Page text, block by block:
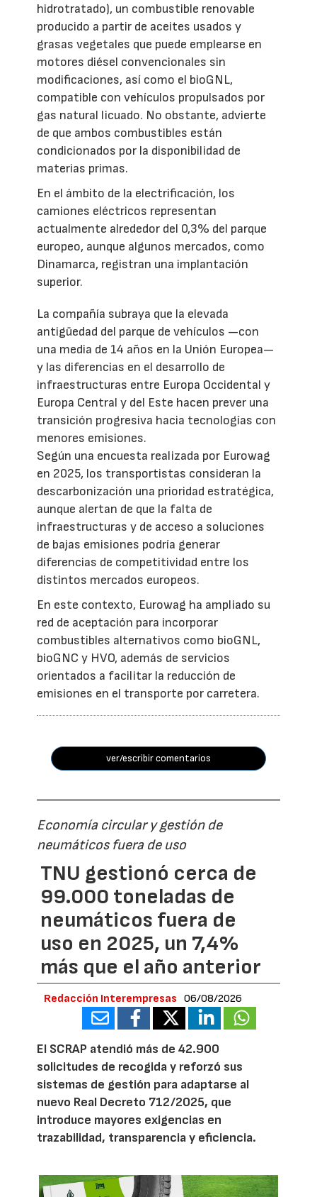
hidrotratado), un combustible renovable
producido a partir de aceites usados y
grasas vegetales que puede emplearse en
motores diésel convencionales sin
modificaciones, así como el bioGNL,
compatible con vehículos propulsados por
gas natural licuado. No obstante, advierte
de que ambos combustibles están
condicionados por la disponibilidad de
materias primas.
En el ámbito de la electrificación, los
camiones eléctricos representan
actualmente alrededor del 0,3% del parque
europeo, aunque algunos mercados, como
Dinamarca, registran una implantación
superior.
La compañía subraya que la elevada
antigüedad del parque de vehículos —con
una media de 14 años en la Unión Europea—
y las diferencias en el desarrollo de
infraestructuras entre Europa Occidental y
Europa Central y del Este hacen prever una
transición progresiva hacia tecnologías con
menores emisiones.
Según una encuesta realizada por Eurowag
en 2025, los transportistas consideran la
descarbonización una prioridad estratégica,
aunque alertan de que la falta de
infraestructuras y de acceso a soluciones
de bajas emisiones podría generar
diferencias de competitividad entre los
distintos mercados europeos.
En este contexto, Eurowag ha ampliado su
red de aceptación para incorporar
combustibles alternativos como bioGNL,
bioGNC y HVO, además de servicios
orientados a facilitar la reducción de
emisiones en el transporte por carretera.
ver/escribir comentarios
Economía circular y gestión de
neumáticos fuera de uso
TNU gestionó cerca de
99.000 toneladas de
neumáticos fuera de
uso en 2025, un 7,4%
más que el año anterior
Redacción Interempresas 06/08/2026
El SCRAP atendió más de 42.900
solicitudes de recogida y reforzó sus
sistemas de gestión para adaptarse al
nuevo Real Decreto 712/2025, que
introduce mayores exigencias en
trazabilidad, transparencia y eficiencia.